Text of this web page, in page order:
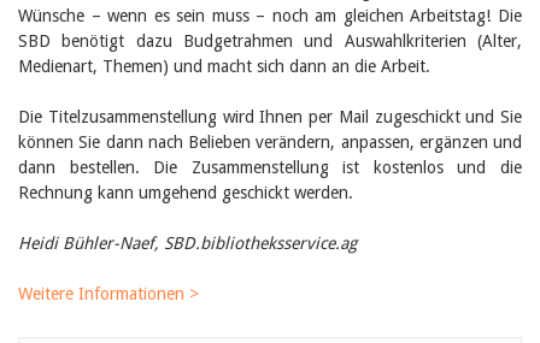
Birgit Libiszewski
Ursula Strahm
Sandra Dettwyler
Sibylle Birrer
Céline Graf
Felicitas Isler
Andrea Grichting
Therese von Weissenfluh
Manuela Nyffeler-Lanker
Archiv
Wünsche – wenn es sein muss – noch am gleichen Arbeitstag! Die
SBD benötigt dazu Budgetrahmen und Auswahlkriterien (Alter,
Medienart, Themen) und macht sich dann an die Arbeit.
Die Titelzusammenstellung wird Ihnen per Mail zugeschickt und Sie
können Sie dann nach Belieben verändern, anpassen, ergänzen und
dann bestellen. Die Zusammenstellung ist kostenlos und die
Rechnung kann umgehend geschickt werden.
Heidi Bühler-Naef, SBD.bibliotheksservice.ag
Weitere Informationen >